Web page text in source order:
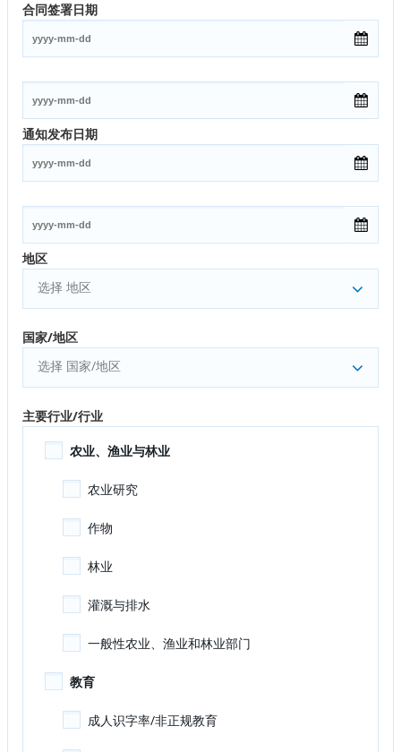
合同签署日期
通知发布日期
地区
选择 地区
国家/地区
选择 国家/地区
主要行业/行业
农业、渔业与林业
农业研究
作物
林业
灌溉与排水
一般性农业、渔业和林业部门
教育
成人识字率/非正规教育